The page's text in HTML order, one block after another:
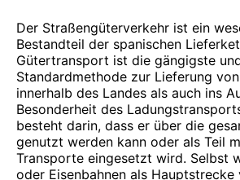
Der Straßengüterverkehr ist ein
Bestandteil der spanischen
Gütertransport ist die gängigste
Standardmethode zur Lieferung
innerhalb des Landes als auch ins
Besonderheit des
besteht darin, dass er über die
genutzt werden kann oder als Teil
Transporte eingesetzt wird. Selbst
oder Eisenbahnen als Hauptstrecke